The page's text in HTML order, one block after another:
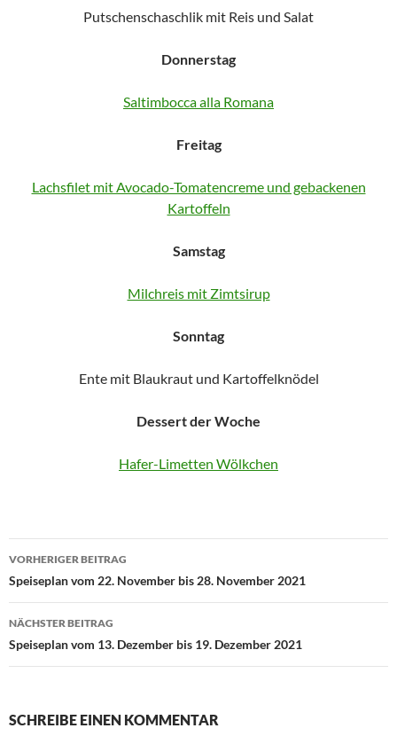
Putschenschaschlik mit Reis und Salat
Donnerstag
Saltimbocca alla Romana
Freitag
Lachsfilet mit Avocado-Tomatencreme und gebackenen
Kartoffeln
Samstag
Milchreis mit Zimtsirup
Sonntag
Ente mit Blaukraut und Kartoffelknödel
Dessert der Woche
Hafer-Limetten Wölkchen
Beitragsnavigation
VORHERIGER BEITRAG
Speiseplan vom 22. November bis 28. November 2021
NÄCHSTER BEITRAG
Speiseplan vom 13. Dezember bis 19. Dezember 2021
SCHREIBE EINEN KOMMENTAR